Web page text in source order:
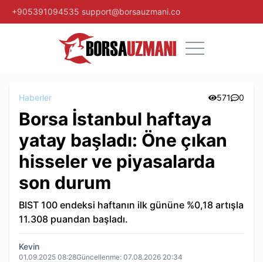
+905391094535 support@borsauzmani.co
Haberler 571 0
Borsa İstanbul haftaya
yatay başladı: Öne çıkan
hisseler ve piyasalarda
son durum
BIST 100 endeksi haftanın ilk gününe %0,18 artışla
11.308 puandan başladı.
Kevin
01.09.2025 08:28Güncellenme: 07.08.2026 20:34